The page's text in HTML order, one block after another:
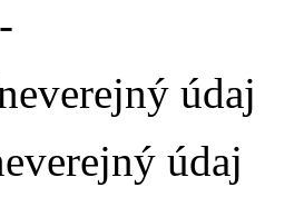
údaj
údaj